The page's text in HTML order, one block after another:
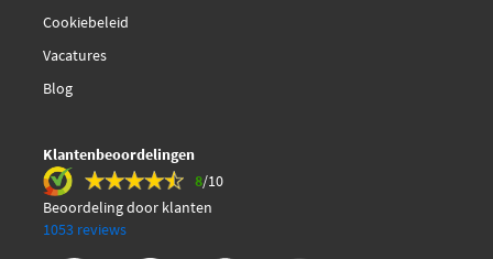
Cookiebeleid
Vacatures
Blog
Klantenbeoordelingen
8/10
Beoordeling door klanten
1053 reviews